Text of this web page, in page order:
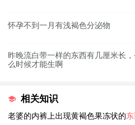
怀孕不到一月有浅褐色分泌物
昨晚流白带一样的东西有几厘米长
么时候才能生啊
相关知识
老婆的内裤上出现黄褐色果冻状的